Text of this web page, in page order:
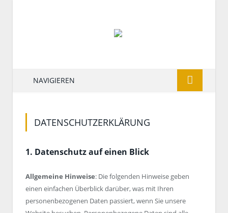
NAVIGIEREN
DATENSCHUTZERKLÄRUNG
1. Datenschutz auf einen Blick
Allgemeine Hinweise: Die folgenden Hinweise geben
einen einfachen Überblick darüber, was mit Ihren
personenbezogenen Daten passiert, wenn Sie unsere